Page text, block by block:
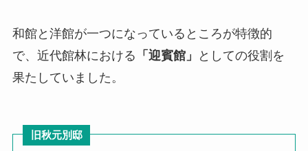
和館と洋館が一つになっているところが特徴的
で、近代館林における 「迎賓館」
としての役割を
果たしていました。
旧秋元別邸